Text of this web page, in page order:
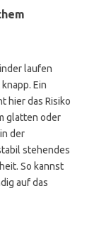
laufen
Ein
hier das Risiko
glatten oder
der
stehendes
So kannst
auf das